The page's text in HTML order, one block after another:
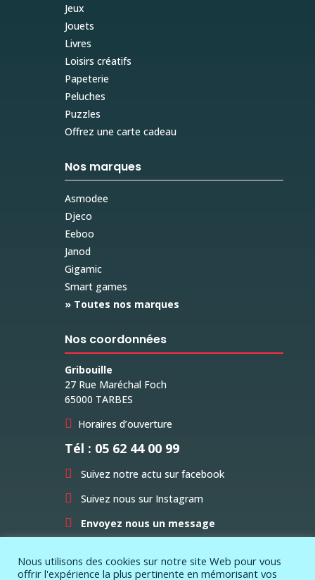
Jeux
Jouets
Livres
Loisirs créatifs
Papeterie
Peluches
Puzzles
Offrez une carte cadeau
Nos marques
Asmodee
Djeco
Eeboo
Janod
Gigamic
Smart games
» Toutes nos marques
Nos coordonnées
Gribouille
27 Rue Maréchal Foch
65000 TARBES
 Horaires d’ouverture
Tél : 05 62 44 00 99
 Suivez notre actu sur facebook
 Suivez nous sur Instagram
 Envoyez nous un message
Nous utilisons des cookies sur notre site Web pour vous
offrir l'expérience la plus pertinente en mémorisant vos